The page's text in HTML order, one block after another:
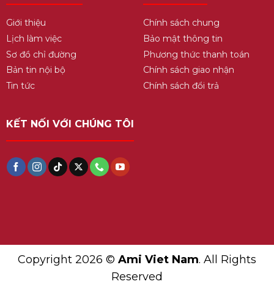
Giới thiệu
Lịch làm việc
Sơ đồ chỉ đường
Bản tin nội bộ
Tin tức
Chính sách chung
Bảo mật thông tin
Phương thức thanh toán
Chính sách giao nhận
Chính sách đổi trả
KẾT NỐI VỚI CHÚNG TÔI
Copyright 2026 © Ami Viet Nam. All Rights
Reserved